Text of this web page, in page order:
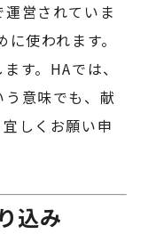
営されていま
使われます。
す。HAでは、
意味でも、献
しくお願い申
込み